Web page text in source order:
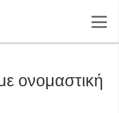
ονομαστική